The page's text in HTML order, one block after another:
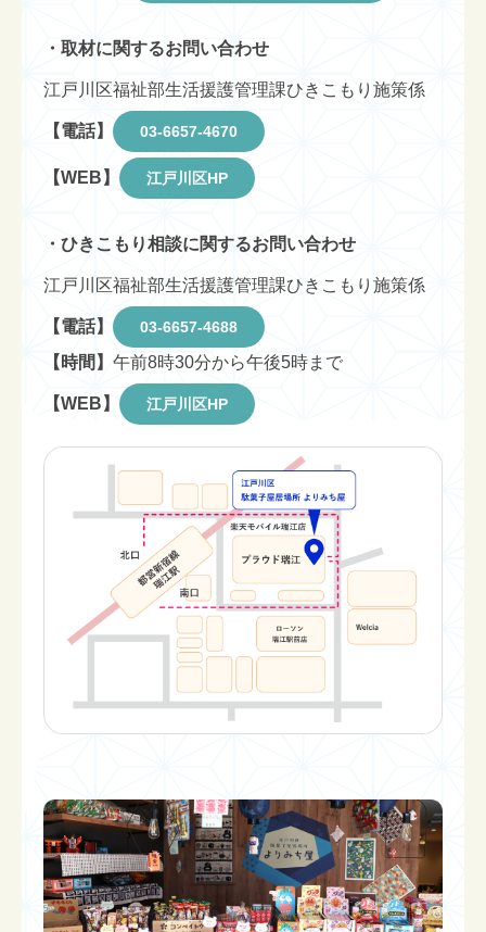
・取材に関するお問い合わせ
江戸川区福祉部生活援護管理課ひきこもり施策係
【電話】 03-6657-4670
【WEB】 江戸川区HP
・ひきこもり相談に関するお問い合わせ
江戸川区福祉部生活援護管理課ひきこもり施策係
【電話】 03-6657-4688
【時間】 午前8時30分から午後5時まで
【WEB】 江戸川区HP